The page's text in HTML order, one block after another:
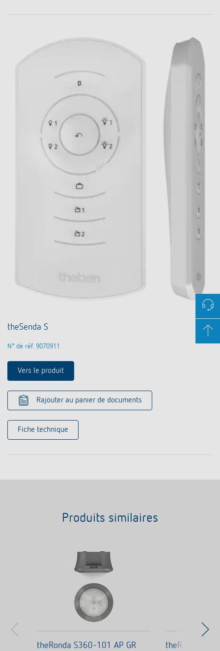
theSenda S
N° de réf. 9070911
Vers le produit
Rajouter au panier de documents
Fiche technique
Produits similaires
theRonda S360-101 AP GR theRonda